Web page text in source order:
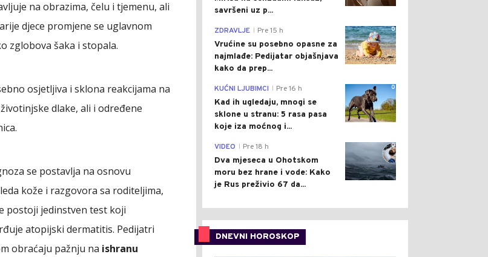
na obrazima, čelu i tjemenu, ali
djece promjene se uglavnom
zglobova šaka i stopala.
osjetljiva i sklona reakcijama na
dlake, ali i određene
se postavlja na osnovu
kože i razgovora sa roditeljima,
postoji jedinstven test koji
atopijski dermatitis. Pedijatri
obraćaju pažnju na ishranu
savršeni uz p...
0
ZDRAVLJE Pre 15 h
Vrućine su posebno opasne za
najmlađe: Pedijatar objašnjava
kako da prep...
0
KUĆNI LJUBIMCI Pre 16 h
Kad ih ugledaju, mnogi se
sklone u stranu: 5 rasa pasa
koje iza moćnog i...
0
VIDEO Pre 18 h
Dva mjeseca u Ohotskom
moru bez hrane i vode: Kako
je Rus preživio 67 da...
DNEVNI HOROSKOP